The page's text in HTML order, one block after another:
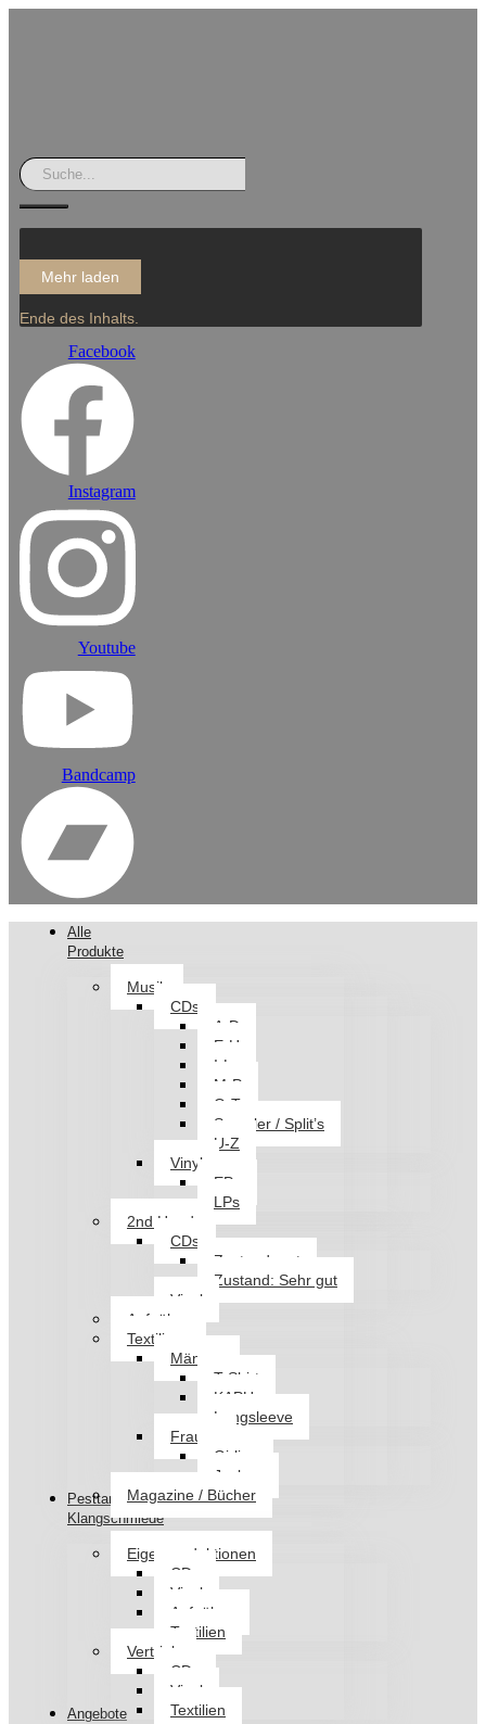
Mehr laden
Ende des Inhalts.
Facebook
Instagram
Youtube
Bandcamp
Alle
Produkte
Musik
CDs
A-D
E-H
I-L
M-P
Q-T
Sampler / Split’s
U-Z
Vinyl
EPs
LPs
2nd Hand
CDs
Zustand: gut
Zustand: Sehr gut
Vinyl
Aufnäher
Textilien
Männer
T-Shirt
KAPU
Longsleeve
Frauen
Girlies
Jacken
Magazine / Bücher
Pesttanz
Klangschmiede
Eigenproduktionen
CDs
Vinyl
Aufnäher
Textilien
Vertrieb
CDs
Vinyl
Textilien
Angebote